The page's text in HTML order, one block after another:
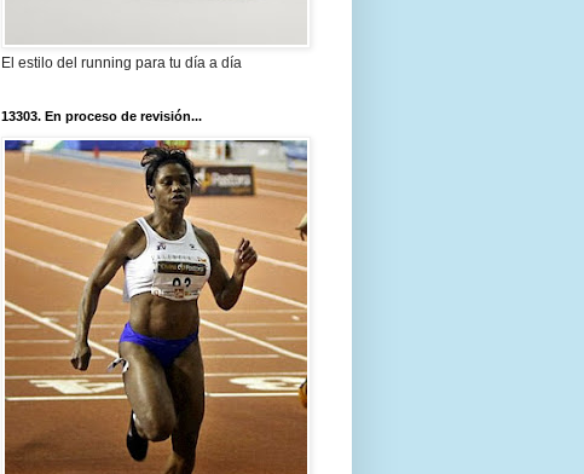
El estilo del running para tu día a día
13303. En proceso de revisión...